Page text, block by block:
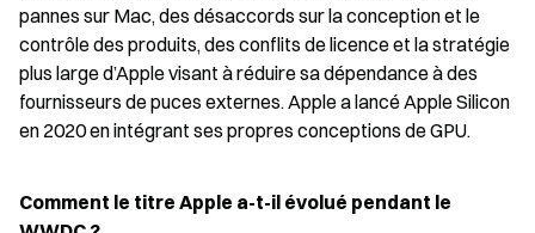
pannes sur Mac, des désaccords sur la conception et le
contrôle des produits, des conflits de licence et la stratégie
plus large d’Apple visant à réduire sa dépendance à des
fournisseurs de puces externes. Apple a lancé Apple Silicon
en 2020 en intégrant ses propres conceptions de GPU.
Comment le titre Apple a-t-il évolué pendant le